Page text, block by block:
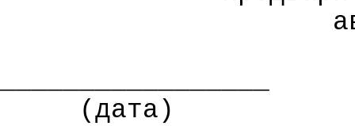
(дата)